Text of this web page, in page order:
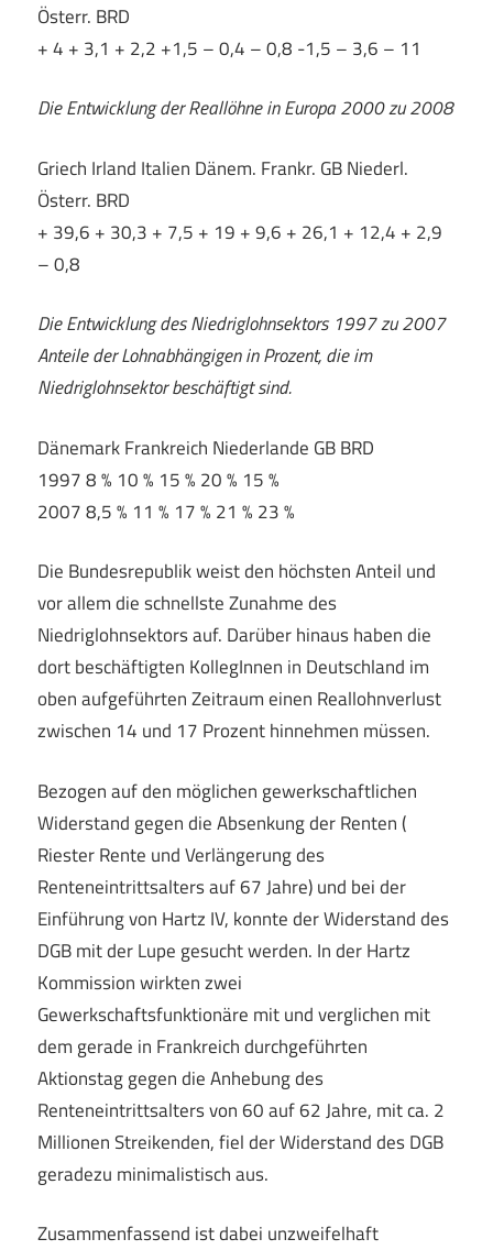
Österr. BRD
+ 4 + 3,1 + 2,2 +1,5 – 0,4 – 0,8 -1,5 – 3,6 – 11
Die Entwicklung der Reallöhne in Europa 2000 zu 2008
Griech Irland Italien Dänem. Frankr. GB Niederl.
Österr. BRD
+ 39,6 + 30,3 + 7,5 + 19 + 9,6 + 26,1 + 12,4 + 2,9
– 0,8
Die Entwicklung des Niedriglohnsektors 1997 zu 2007
Anteile der Lohnabhängigen in Prozent, die im
Niedriglohnsektor beschäftigt sind.
Dänemark Frankreich Niederlande GB BRD
1997 8 % 10 % 15 % 20 % 15 %
2007 8,5 % 11 % 17 % 21 % 23 %
Die Bundesrepublik weist den höchsten Anteil und
vor allem die schnellste Zunahme des
Niedriglohnsektors auf. Darüber hinaus haben die
dort beschäftigten KollegInnen in Deutschland im
oben aufgeführten Zeitraum einen Reallohnverlust
zwischen 14 und 17 Prozent hinnehmen müssen.
Bezogen auf den möglichen gewerkschaftlichen
Widerstand gegen die Absenkung der Renten (
Riester Rente und Verlängerung des
Renteneintrittsalters auf 67 Jahre) und bei der
Einführung von Hartz IV, konnte der Widerstand des
DGB mit der Lupe gesucht werden. In der Hartz
Kommission wirkten zwei
Gewerkschaftsfunktionäre mit und verglichen mit
dem gerade in Frankreich durchgeführten
Aktionstag gegen die Anhebung des
Renteneintrittsalters von 60 auf 62 Jahre, mit ca. 2
Millionen Streikenden, fiel der Widerstand des DGB
geradezu minimalistisch aus.
Zusammenfassend ist dabei unzweifelhaft